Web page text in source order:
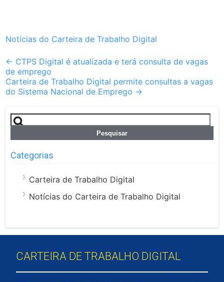
Notícias do Carteira de Trabalho Digital
Post
navigation
← CTPS Digital é atualizada e terá consulta de vagas
de emprego
Carteira de Trabalho Digital permite consultas a vagas
do Sistema Nacional de Emprego →
Pesquisar
por:
Categorias
Carteira de Trabalho Digital
Notícias do Carteira de Trabalho Digital
CARTEIRA DE TRABALHO DIGITAL